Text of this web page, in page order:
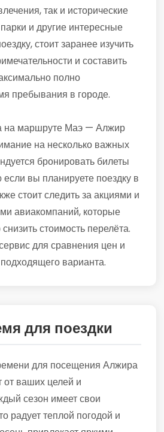
так и исторические
и другие интересные
стоит заранее изучить
и составить
полно
пребывания в городе.
на маршруте Маэ — Алжир
на несколько важных
бронировать билеты
вы планируете поездку в
стоит следить за акциями и
авиакомпаний, которые
стоимость перелёта.
для сравнения цен и
варианта.
для поездки
для посещения Алжира
от ваших целей и
сезон имеет свои
радует теплой погодой и